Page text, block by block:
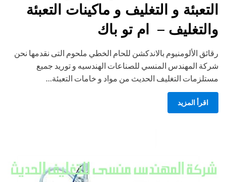
التعبئة و التغليف و ماكينات التعبئة
والتغليف – ام تو باك
رقائق الألومنيوم بالاندكشن للحام الخطي ملحوم التى نقدمها نحن
شركة المهندس المنسي للصناعات الهندسيه و توريد جميع
مستلزمات التغليف الحديث من مواد و خامات التعبئة…
اقرأ المزيد